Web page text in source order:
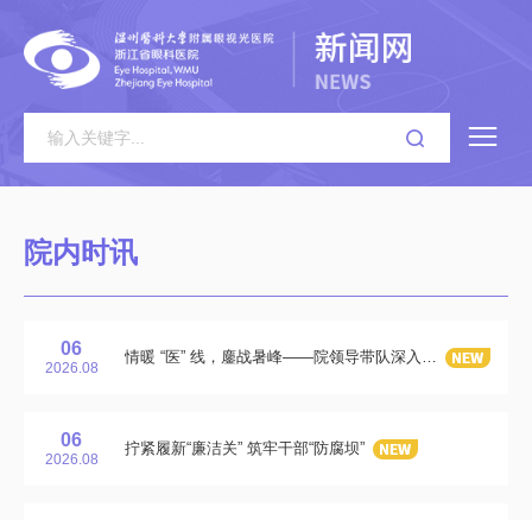
院内时讯
06
2026.08
情暖 “医” 线，鏖战暑峰——院领导带队深入一线开展暑期高峰慰问
06
2026.08
拧紧履新“廉洁关” 筑牢干部“防腐坝”